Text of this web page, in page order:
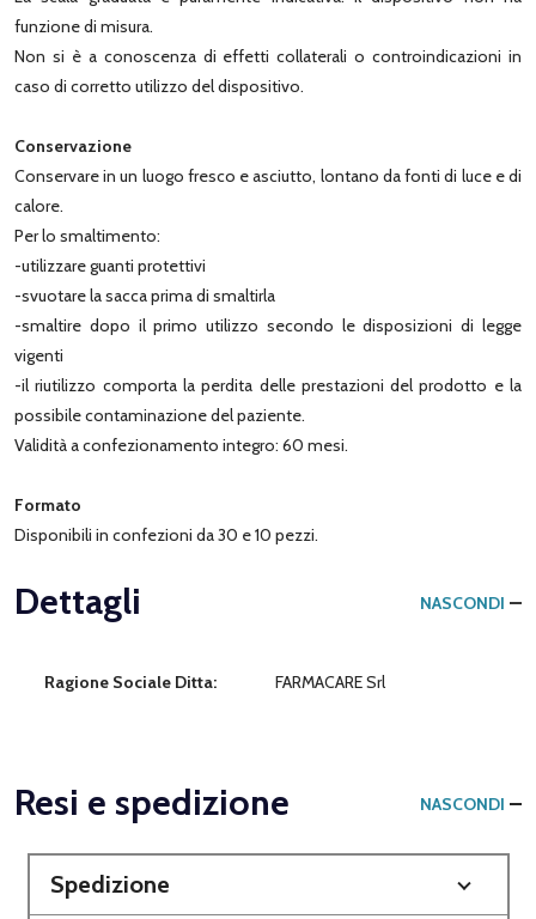
funzione di misura.
Non si è a conoscenza di effetti collaterali o controindicazioni in
caso di corretto utilizzo del dispositivo.
Conservazione
Conservare in un luogo fresco e asciutto, lontano da fonti di luce e di
calore.
Per lo smaltimento:
-utilizzare guanti protettivi
-svuotare la sacca prima di smaltirla
-smaltire dopo il primo utilizzo secondo le disposizioni di legge
vigenti
-il riutilizzo comporta la perdita delle prestazioni del prodotto e la
possibile contaminazione del paziente.
Validità a confezionamento integro: 60 mesi.
Formato
Disponibili in confezioni da 30 e 10 pezzi.
Dettagli NASCONDI
Ragione Sociale Ditta: FARMACARE Srl
Resi e spedizione NASCONDI
Spedizione